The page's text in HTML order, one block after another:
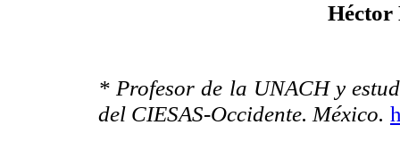
Héctor
* Profesor de la UNACH y
del CIESAS-Occidente. México.